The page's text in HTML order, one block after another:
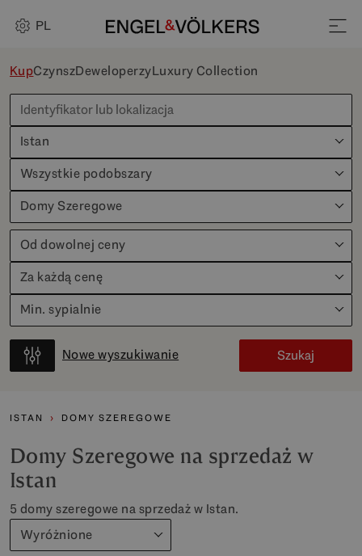
PL
KupCzynszDeweloperzyLuxury Collection
Istan
Wszystkie podobszary
Domy Szeregowe
Od dowolnej ceny
Za każdą cenę
Min. sypialnie
Nowe wyszukiwanie Szukaj
ISTAN DOMY SZEREGOWE
Domy Szeregowe na sprzedaż w
Istan
5 domy szeregowe na sprzedaż w Istan.
Wyróżnione